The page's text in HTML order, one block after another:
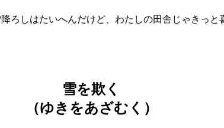
ろしはたいへんだけど、わたしの田舎じゃきっと
雪を欺く
（ゆきをあざむく）